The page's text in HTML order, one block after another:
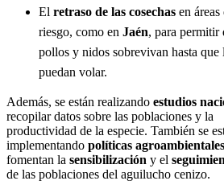
El retraso de las cosechas en
riesgo, como en Jaén, para permitir
pollos y nidos sobrevivan hasta que
puedan volar.
Además, se están realizando estudios
recopilar datos sobre las poblaciones y la
productividad de la especie. También se
implementando políticas agroambientales
fomentan la sensibilización y el
de las poblaciones del aguilucho cenizo.